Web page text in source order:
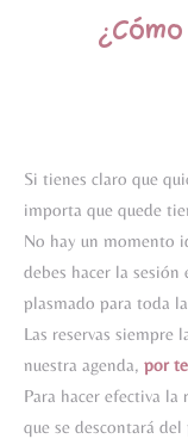
Si tienes claro que
importa que quede
No hay un momento
debes hacer la
plasmado para toda
Las reservas siempre
nuestra agenda, por
Para hacer efectiva la
que se descontará